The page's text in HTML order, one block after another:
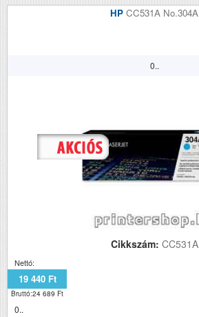
HP CC531A No.304A
0..
Cikkszám: CC531A
Nettó:
19 440 Ft
Bruttó:24 689 Ft
0..